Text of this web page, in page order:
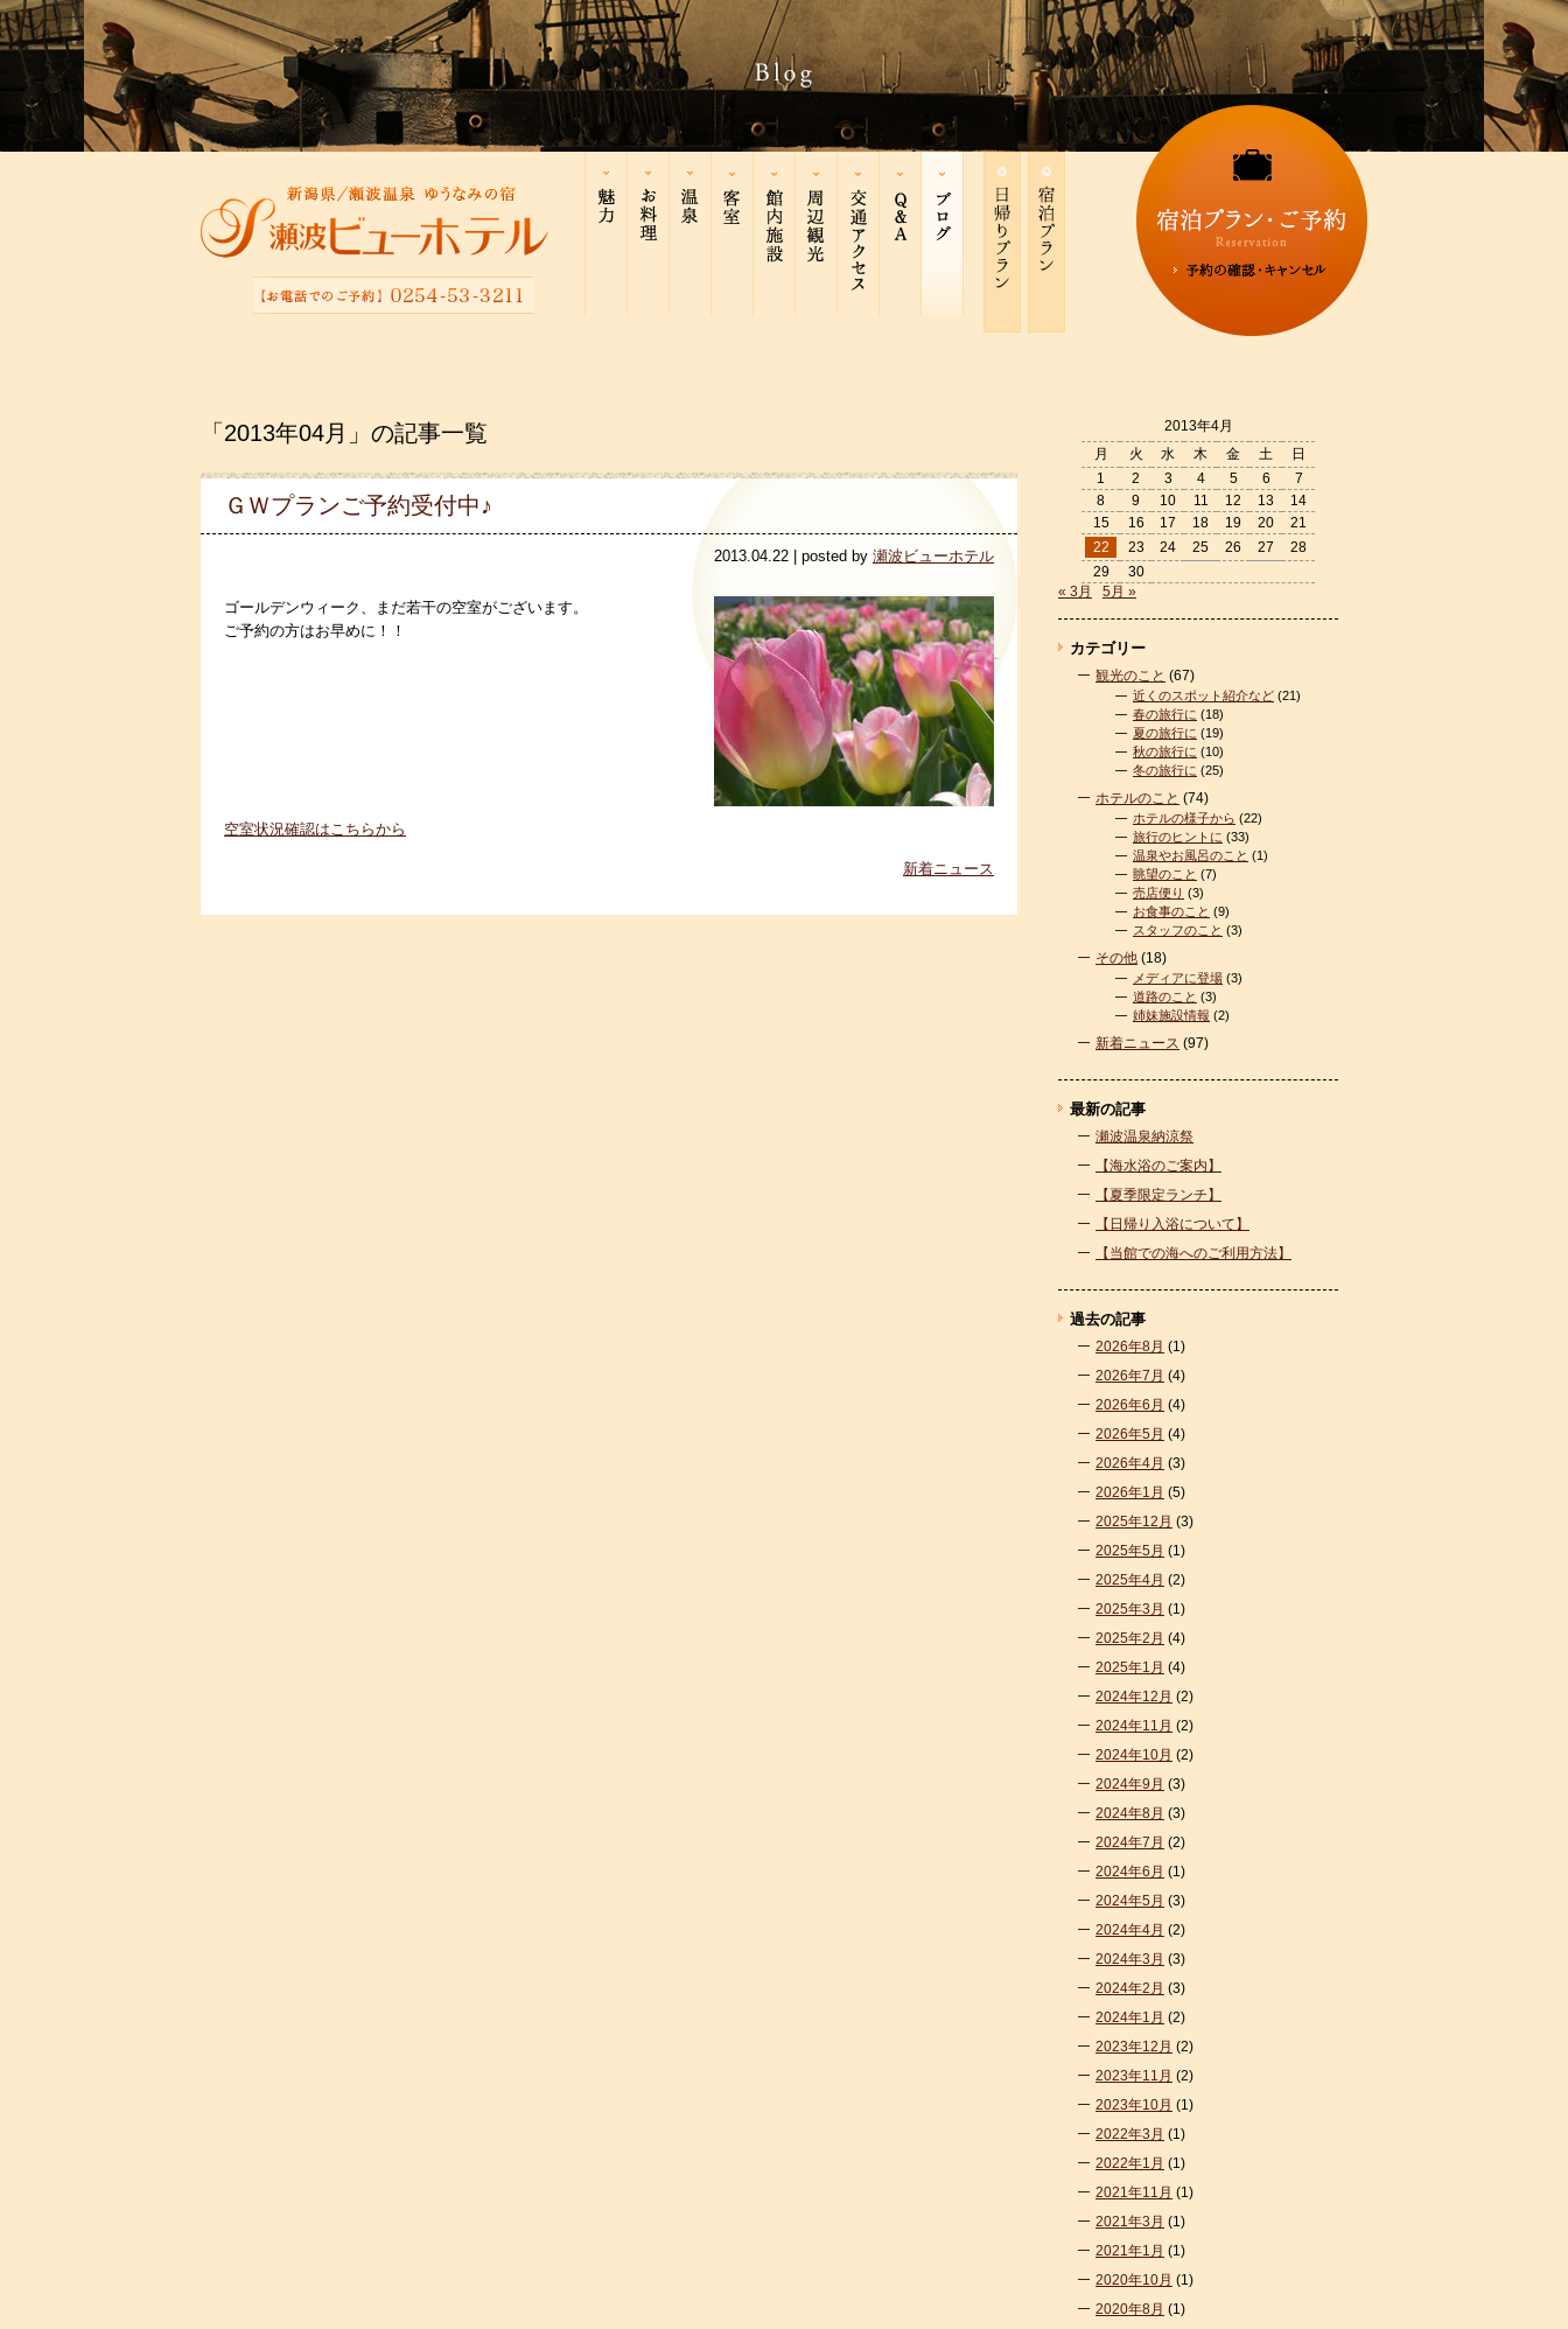
「2013年04月」の記事一覧
ＧＷプランご予約受付中♪
2013.04.22 | posted by 瀬波ビューホテル
ゴールデンウィーク、まだ若干の空室がございます。
ご予約の方はお早めに！！
空室状況確認はこちらから
新着ニュース
2013年4月
月 火 水 木 金 土
日
1
2 3 4 5 6
7
8
9 10 11 12 13
14
15
16 17 18 19 20
21
22
23 24 25 26 27
28
29
30
« 3月 5月 »
カテゴリー
観光のこと (67)
近くのスポット紹介など (21)
春の旅行に (18)
夏の旅行に (19)
秋の旅行に (10)
冬の旅行に (25)
ホテルのこと (74)
ホテルの様子から (22)
旅行のヒントに (33)
温泉やお風呂のこと (1)
眺望のこと (7)
売店便り (3)
お食事のこと (9)
スタッフのこと (3)
その他 (18)
メディアに登場 (3)
道路のこと (3)
姉妹施設情報 (2)
新着ニュース (97)
最新の記事
瀬波温泉納涼祭
【海水浴のご案内】
【夏季限定ランチ】
【日帰り入浴について】
【当館での海へのご利用方法】
過去の記事
2026年8月 (1)
2026年7月 (4)
2026年6月 (4)
2026年5月 (4)
2026年4月 (3)
2026年1月 (5)
2025年12月 (3)
2025年5月 (1)
2025年4月 (2)
2025年3月 (1)
2025年2月 (4)
2025年1月 (4)
2024年12月 (2)
2024年11月 (2)
2024年10月 (2)
2024年9月 (3)
2024年8月 (3)
2024年7月 (2)
2024年6月 (1)
2024年5月 (3)
2024年4月 (2)
2024年3月 (3)
2024年2月 (3)
2024年1月 (2)
2023年12月 (2)
2023年11月 (2)
2023年10月 (1)
2022年3月 (1)
2022年1月 (1)
2021年11月 (1)
2021年3月 (1)
2021年1月 (1)
2020年10月 (1)
2020年8月 (1)